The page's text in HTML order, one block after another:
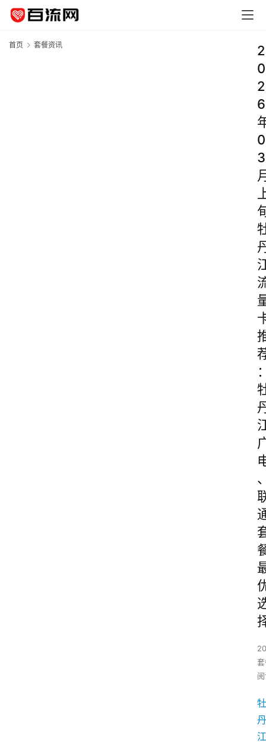
首页 套餐资讯
2
0
2
6
0
3
牡
丹
江